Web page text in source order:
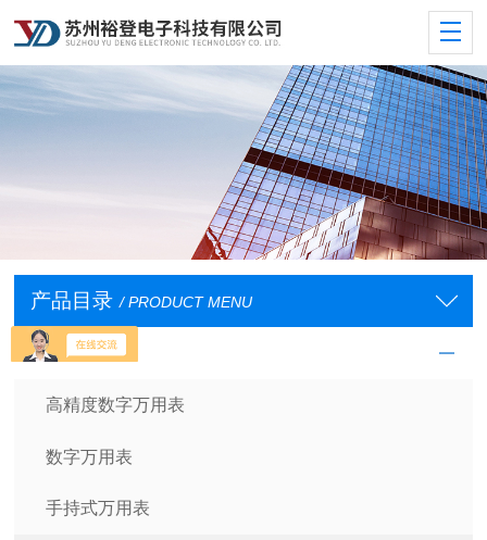
产品目录 / PRODUCT MENU
数字万用表
高精度数字万用表
数字万用表
手持式万用表